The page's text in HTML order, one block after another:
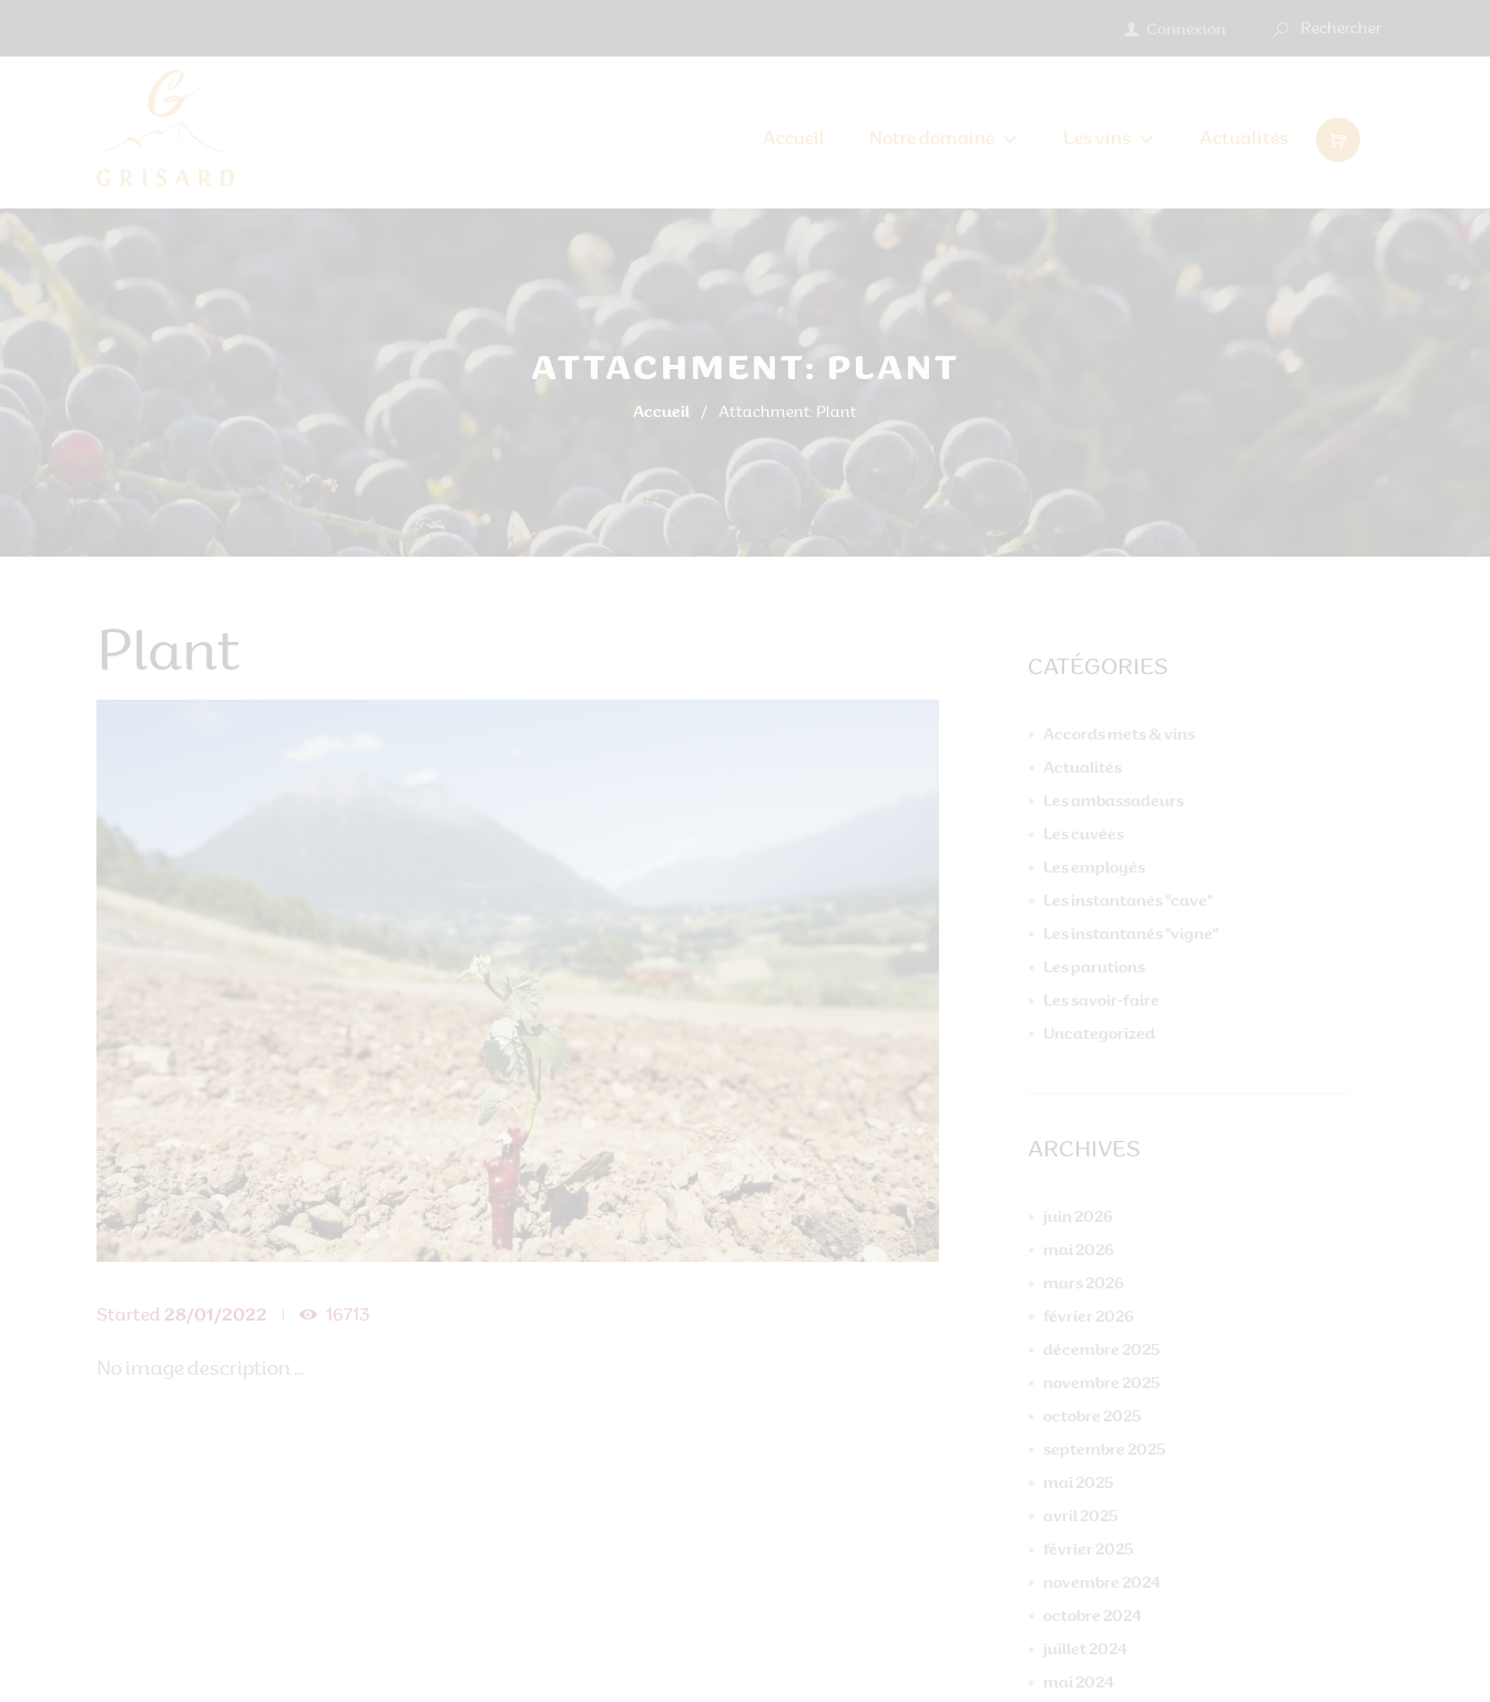
Accueil Notre domaine Les vins Actualités
ATTACHMENT: PLANT
Accueil Attachment: Plant
Plant
Started 28/01/2022 16713
No image description ...
CATÉGORIES
Accords mets & vins
Actualités
Les ambassadeurs
Les cuvées
Les employés
Les instantanés "cave"
Les instantanés "vigne"
Les parutions
Les savoir-faire
Uncategorized
ARCHIVES
juin 2026
mai 2026
mars 2026
février 2026
décembre 2025
novembre 2025
octobre 2025
septembre 2025
mai 2025
avril 2025
février 2025
novembre 2024
octobre 2024
juillet 2024
mai 2024